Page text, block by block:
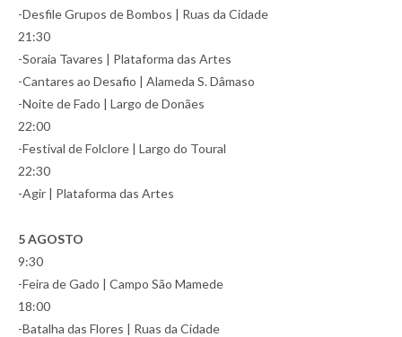
-Desfile Grupos de Bombos | Ruas da Cidade
21:30
-Soraia Tavares | Plataforma das Artes
-Cantares ao Desafio | Alameda S. Dâmaso
-Noite de Fado | Largo de Donães
22:00
-Festival de Folclore | Largo do Toural
22:30
-Agir | Plataforma das Artes
5 AGOSTO
9:30
-Feira de Gado | Campo São Mamede
18:00
-Batalha das Flores | Ruas da Cidade